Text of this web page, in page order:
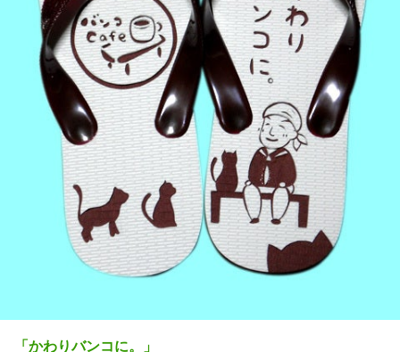
「かわりバンコに。」